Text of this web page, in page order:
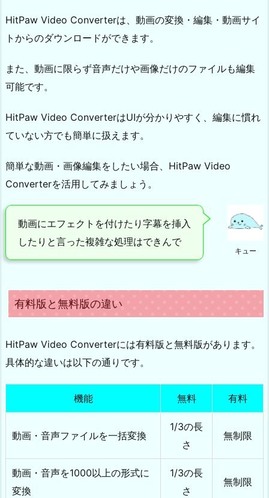
HitPaw Video Converterは、動画の変換・編集・動画サイ
トからのダウンロードができます。
また、動画に限らず音声だけや画像だけのファイルも編集
可能です。
HitPaw Video ConverterはUIが分かりやすく、編集に慣れ
ていない方でも簡単に扱えます。
簡単な動画・画像編集をしたい場合、HitPaw Video
Converterを活用してみましょう。
キュー
動画にエフェクトを付けたり字幕を挿入
したりと言った複雑な処理はできんで
有料版と無料版の違い
HitPaw Video Converterには有料版と無料版があります。
具体的な違いは以下の通りです。
機能 無料 有料
動画・音声ファイルを一括変換
1/3の長
さ
無制限
動画・音声を1000以上の形式に
変換
1/3の長
さ
無制限